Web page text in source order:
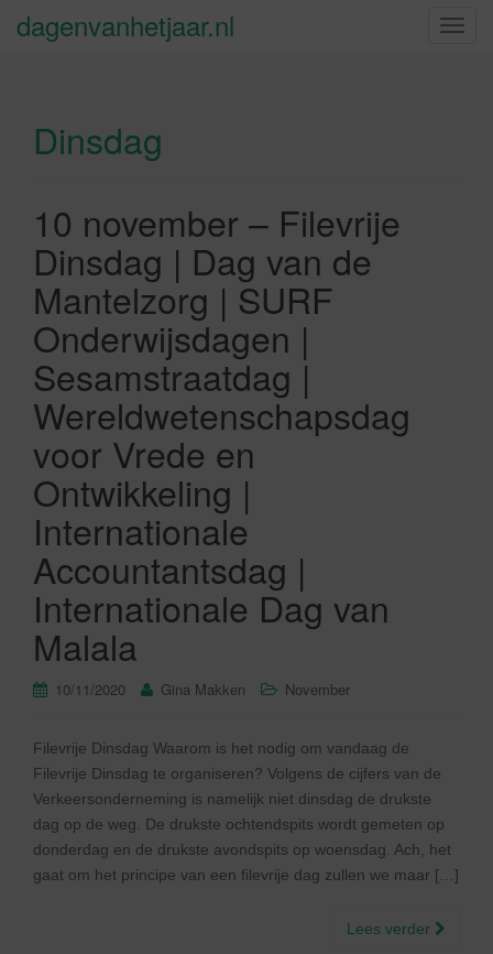
S
dagenvanhetjaar.nl
Dinsdag
10 november – Filevrije
Dinsdag | Dag van de
Mantelzorg | SURF
Onderwijsdagen |
Sesamstraatdag |
Wereldwetenschapsdag
voor Vrede en
Ontwikkeling |
Internationale
Accountantsdag |
Internationale Dag van
Malala
10/11/2020 Gina Makken November
Filevrije Dinsdag Waarom is het nodig om vandaag de
Filevrije Dinsdag te organiseren? Volgens de cijfers van de
Verkeersonderneming is namelijk niet dinsdag de drukste
dag op de weg. De drukste ochtendspits wordt gemeten op
donderdag en de drukste avondspits op woensdag. Ach, het
gaat om het principe van een filevrije dag zullen we maar […]
Lees verder